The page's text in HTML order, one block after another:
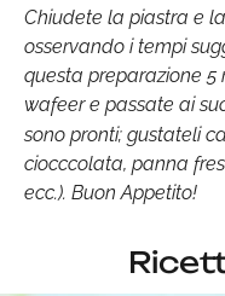
Chiudete la piastra e
osservando i tempi
questa preparazione
wafeer e passate ai
sono pronti; gustateli
ciocccolata, panna
ecc.). Buon Appetito!